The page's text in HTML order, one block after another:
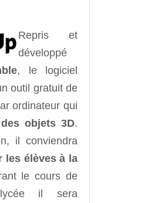
Repris et
développé
, le logiciel
outil gratuit de
ordinateur qui
objets 3D.
il conviendra
les élèves à la
le cours de
il sera